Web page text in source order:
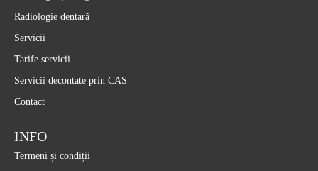
Radiologie dentară
Servicii
Tarife servicii
Servicii decontate prin CAS
Contact
INFO
Termeni și condiții